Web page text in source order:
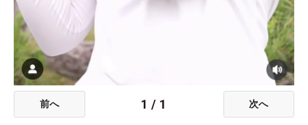
前へ 1 / 1 次へ